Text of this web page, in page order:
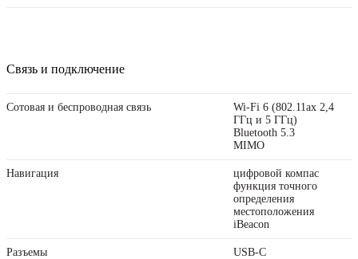
Связь и подключение
Сотовая и беспроводная связь
Wi-Fi 6 (802.11ax 2,4
ГГц и 5 ГГц)
Bluetooth 5.3
MIMO
Навигация
цифровой компас
функция точного
определения
местоположения
iBeacon
Разъемы USB‑C